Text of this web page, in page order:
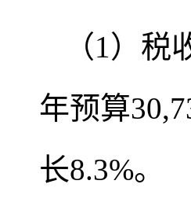
（1）
年预算
长8.3%。